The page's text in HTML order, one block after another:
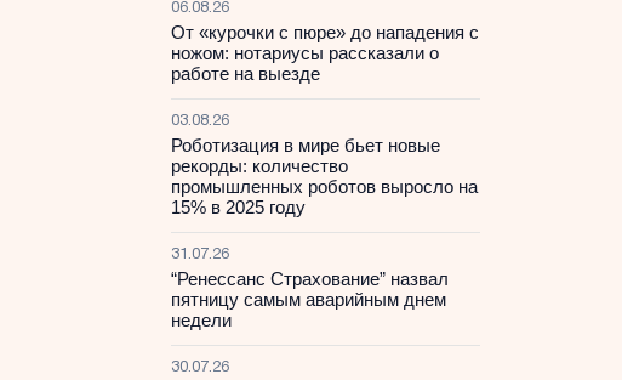
06.08.26
От «курочки с пюре» до нападения с
ножом: нотариусы рассказали о
работе на выезде
03.08.26
Роботизация в мире бьет новые
рекорды: количество
промышленных роботов выросло на
15% в 2025 году
31.07.26
“Ренессанс Страхование” назвал
пятницу самым аварийным днем
недели
30.07.26